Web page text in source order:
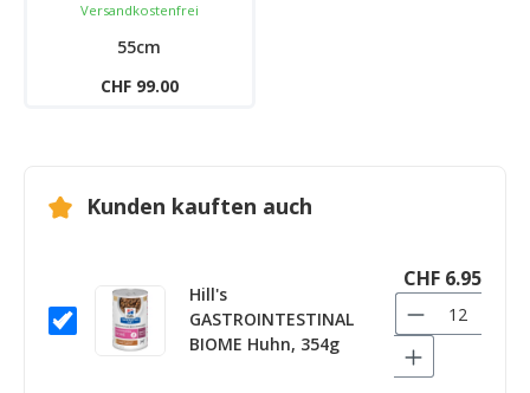
Versandkostenfrei
55cm
CHF 99.00
Kunden kauften auch
Hill's
GASTROINTESTINAL
BIOME Huhn, 354g
CHF 6.95